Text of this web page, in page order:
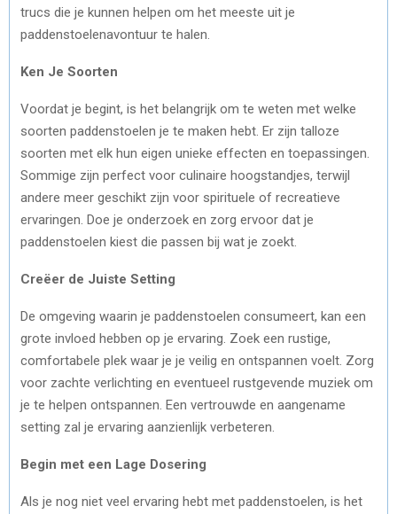
trucs die je kunnen helpen om het meeste uit je
paddenstoelenavontuur te halen.
Ken Je Soorten
Voordat je begint, is het belangrijk om te weten met welke
soorten paddenstoelen je te maken hebt. Er zijn talloze
soorten met elk hun eigen unieke effecten en toepassingen.
Sommige zijn perfect voor culinaire hoogstandjes, terwijl
andere meer geschikt zijn voor spirituele of recreatieve
ervaringen. Doe je onderzoek en zorg ervoor dat je
paddenstoelen kiest die passen bij wat je zoekt.
Creëer de Juiste Setting
De omgeving waarin je paddenstoelen consumeert, kan een
grote invloed hebben op je ervaring. Zoek een rustige,
comfortabele plek waar je je veilig en ontspannen voelt. Zorg
voor zachte verlichting en eventueel rustgevende muziek om
je te helpen ontspannen. Een vertrouwde en aangename
setting zal je ervaring aanzienlijk verbeteren.
Begin met een Lage Dosering
Als je nog niet veel ervaring hebt met paddenstoelen, is het